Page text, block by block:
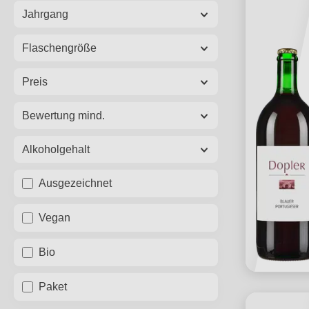
Jahrgang
Flaschengröße
Preis
Bewertung mind.
Alkoholgehalt
Ausgezeichnet
Vegan
Bio
Paket